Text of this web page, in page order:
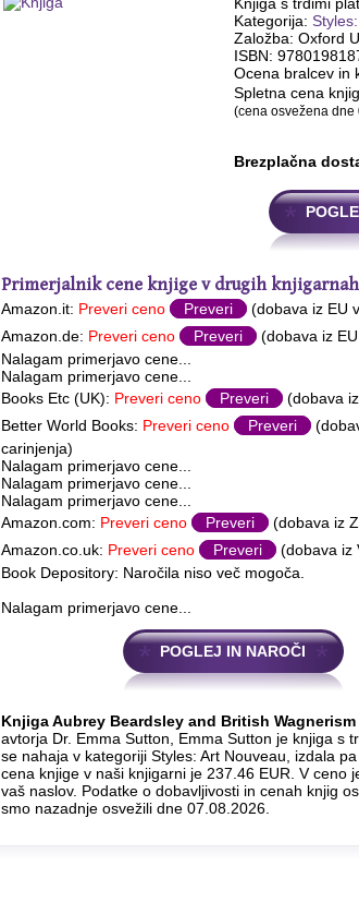
Kategorija:
Založba: Oxford
ISBN:
Ocena bralcev in
Spletna cena
(cena osvežena dne
Brezplačna
Primerjalnik cene knjige v drugih knjigarnah
Amazon.it: Preveri ceno Preveri
(dobava iz EU
Amazon.de: Preveri ceno Preveri
(dobava iz
Nalagam primerjavo cene...
Nalagam primerjavo cene...
Books Etc (UK): Preveri ceno Preveri
(dobava
Better World Books: Preveri ceno Preveri
carinjenja)
Nalagam primerjavo cene...
Nalagam primerjavo cene...
Nalagam primerjavo cene...
Amazon.com: Preveri ceno Preveri
(dobava iz
Amazon.co.uk: Preveri ceno Preveri
(dobava iz
Book Depository: Naročila niso več mogoča.
Nalagam primerjavo cene...
POGLEJ IN NAROČI
Knjiga Aubrey Beardsley and British Wagnerism
avtorja Dr. Emma Sutton, Emma Sutton je knjiga s
se nahaja v kategoriji Styles: Art Nouveau, izdala
cena knjige v naši knjigarni je 237.46 EUR. V ceno
vaš naslov. Podatke o dobavljivosti in cenah knjig
smo nazadnje osvežili dne 07.08.2026.